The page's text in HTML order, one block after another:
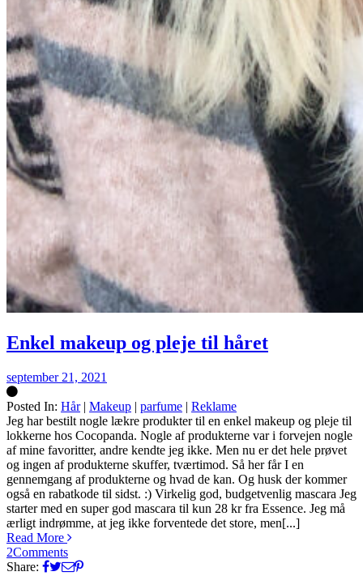
Enkel makeup og pleje til håret
september 21, 2021
Posted In: Hår| Makeup | parfume | Reklame
Silke
Jeg har bestilt nogle lækre produkter til en enkel makeup og pleje til
lokkerne hos Cocopanda. Nogle af produkterne var i forvejen nogle
af mine favoritter, andre kendte jeg ikke. Men nu er det hele prøvet
og ingen af produkterne skuffer, tværtimod. Så her får I en
gennemgang af produkterne og hvad de kan. Og husk der kommer
også en rabatkode til sidst. :) Virkelig god, budgetvenlig mascara Jeg
starter med en super god mascara til kun 28 kr fra Essence. Jeg må
ærligt indrømme, at jeg ikke forventede det store, men[...]
Read More
2Comments
Share: